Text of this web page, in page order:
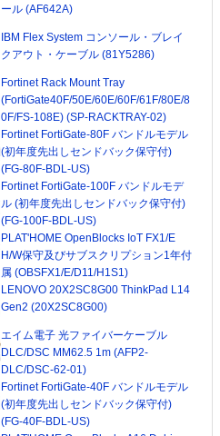
ール (AF642A)
IBM Flex System コンソール・ブレイ
クアウト・ケーブル (81Y5286)
Fortinet Rack Mount Tray
(FortiGate40F/50E/60E/60F/61F/80E/8
0F/FS-108E) (SP-RACKTRAY-02)
Fortinet FortiGate-80F バンドルモデル
(初年度先出しセンドバック保守付)
(FG-80F-BDL-US)
Fortinet FortiGate-100F バンドルモデ
ル (初年度先出しセンドバック保守付)
(FG-100F-BDL-US)
PLAT'HOME OpenBlocks IoT FX1/E
H/W保守及びサブスクリプション1年付
属 (OBSFX1/E/D11/H1S1)
LENOVO 20X2SC8G00 ThinkPad L14
Gen2 (20X2SC8G00)
エイム電子 光ファイバーケーブル
DLC/DSC MM62.5 1m (AFP2-
DLC/DSC-62-01)
Fortinet FortiGate-40F バンドルモデル
(初年度先出しセンドバック保守付)
(FG-40F-BDL-US)